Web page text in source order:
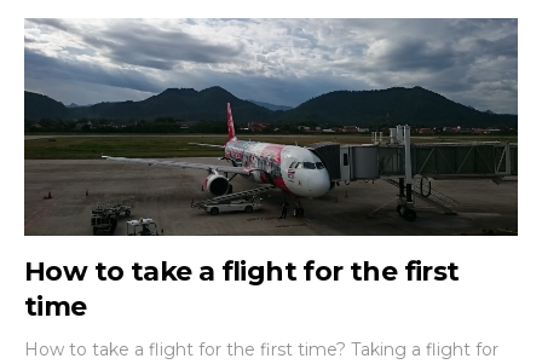
How to take a flight for the first
time
How to take a flight for the first time? Taking a flight for